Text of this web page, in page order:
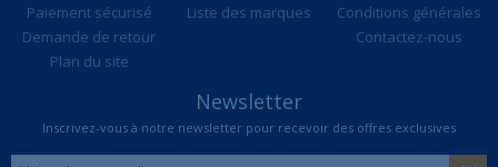
Paiement sécurisé
Demande de retour
Plan du site
Liste des marques
Conditions générales
Contactez-nous
Newsletter
Inscrivez-vous à notre newsletter pour recevoir des offres exclusives